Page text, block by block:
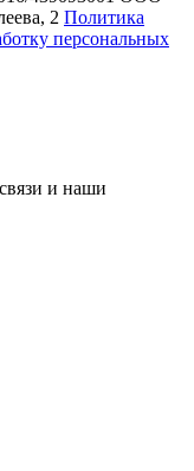
2 Политика
персональных
и наши